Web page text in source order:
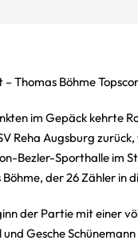
Thomas Böhme
im Gepäck kehrte
Reha Augsburg
Bezler-Sporthalle im
der 26 Zähler in
der Partie mit einer
Gesche